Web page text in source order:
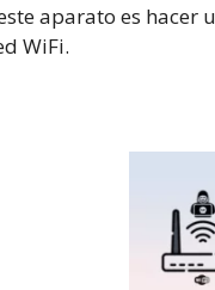
aparato es hacer
WiFi.